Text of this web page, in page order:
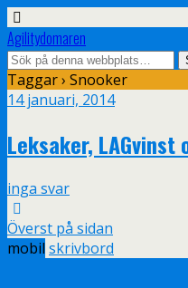
Agilitydomaren
Taggar › Snooker
14 januari, 2014
Leksaker, LAGvinst
inga svar
Överst på sidan
mobil skrivbord